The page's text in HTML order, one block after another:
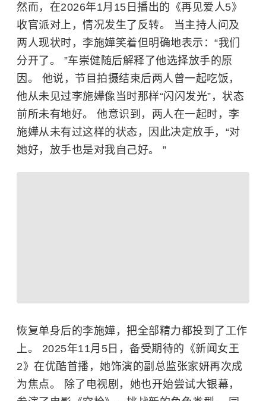
然而，在2026年1月15日播出的《再见爱人5》
收官派对上，情况发生了反转。 当主持人问及
两人现状时， 李施嬅笑着但明确地表示：“我们
分开了。 ”车崇健随后解释了他选择放手的原
因。 他说，节目拍摄结束后两人曾一起吃饭，
他从未见过李施嬅像当时那样“闪闪发光”，状态
前所未有地好。 他意识到，两人在一起时，李
施嬅从未有过这样的状态，因此决定放手，“对
她好，放手也是对我自己好。 ”
恢复单身后的李施嬅，把全部精力都投到了工作
上。 2025年11月5日，备受期待的《新闻女王
2》在优酷首播，她饰演的副总监张家妍再次成
为焦点。 除了电视剧，她也开始尝试大银幕，